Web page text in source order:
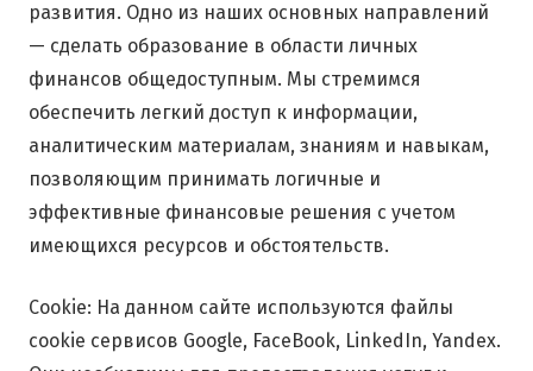
развития. Одно из наших основных направлений
— сделать образование в области личных
финансов общедоступным. Мы стремимся
обеспечить легкий доступ к информации,
аналитическим материалам, знаниям и навыкам,
позволяющим принимать логичные и
эффективные финансовые решения с учетом
имеющихся ресурсов и обстоятельств.
Cookie: На данном сайте используются файлы
cookie сервисов Google, FaceBook, LinkedIn, Yandex.